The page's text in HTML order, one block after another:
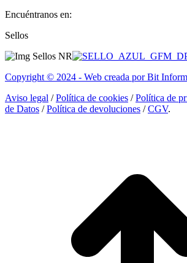
Encuéntranos en:
Facebook
opens
new
Linkedin
opens
new
Instagram
opens
new
Sellos
Copyright © 2024 - Web creada por Bit
Aviso legal /Política de cookies /Política de
de Datos /Política de devoluciones /CGV.